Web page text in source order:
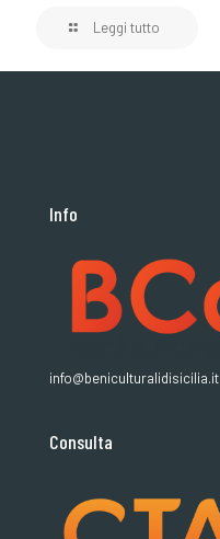
Leggi tutto
Info
info@beniculturalidisicilia.it
Consulta